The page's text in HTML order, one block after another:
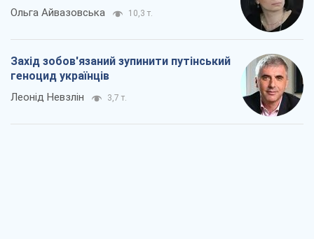
Ольга Айвазовська 10,3 т.
Захід зобов'язаний зупинити путінський
геноцид українців
Леонід Невзлін 3,7 т.